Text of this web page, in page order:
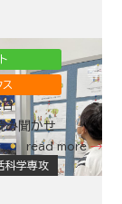
ス
み聞かせ
read more
科学専攻